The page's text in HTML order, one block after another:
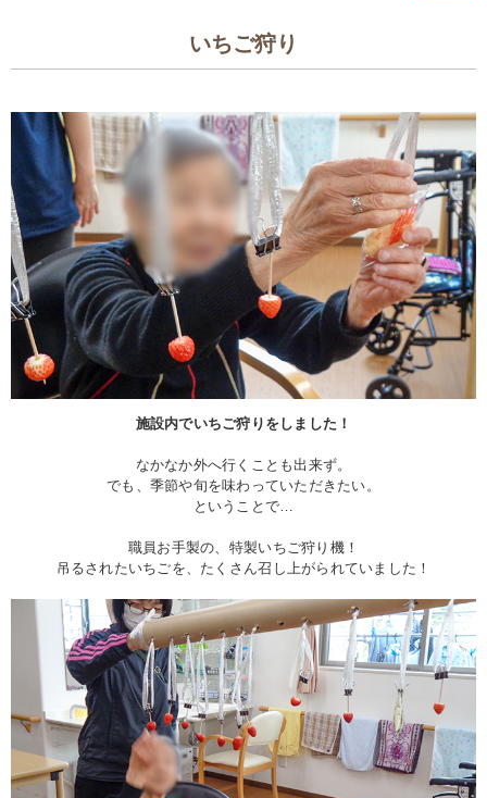
いちご狩り
施設内でいちご狩りをしました！
なかなか外へ行くことも出来ず。
でも、季節や旬を味わっていただきたい。
ということで…
職員お手製の、特製いちご狩り機！
吊るされたいちごを、たくさん召し上がられていました！